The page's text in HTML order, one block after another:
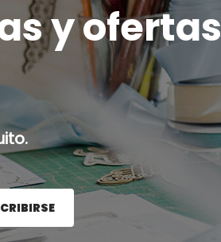
y ofertas
el botón Registrarse.